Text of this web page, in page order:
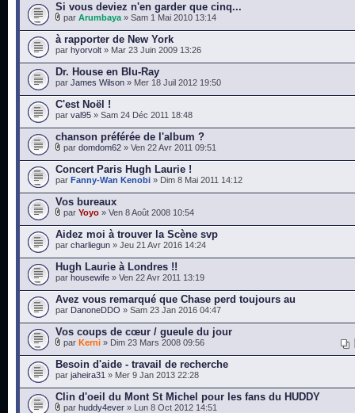
Si vous deviez n'en garder que cinq...
par Arumbaya » Sam 1 Mai 2010 13:14
à rapporter de New York
par hyorvolt » Mar 23 Juin 2009 13:26
Dr. House en Blu-Ray
par James Wilson » Mer 18 Juil 2012 19:50
C'est Noël !
par val95 » Sam 24 Déc 2011 18:48
chanson préférée de l'album ?
par domdom62 » Ven 22 Avr 2011 09:51
Concert Paris Hugh Laurie !
par Fanny-Wan Kenobi » Dim 8 Mai 2011 14:12
Vos bureaux
par Yoyo » Ven 8 Août 2008 10:54
Aidez moi à trouver la Scène svp
par charliegun » Jeu 21 Avr 2016 14:24
Hugh Laurie à Londres !!
par housewife » Ven 22 Avr 2011 13:19
Avez vous remarqué que Chase perd toujours au
par DanoneDDO » Sam 23 Jan 2016 04:47
Vos coups de cœur / gueule du jour
par Kerni » Dim 23 Mars 2008 09:56
Besoin d'aide - travail de recherche
par jaheira31 » Mer 9 Jan 2013 22:28
Clin d'oeil du Mont St Michel pour les fans du HUDDY
par huddy4ever » Lun 8 Oct 2012 14:51